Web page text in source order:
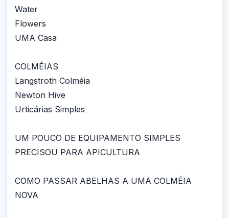
Water
Flowers
UMA Casa
COLMÉIAS
Langstroth Colméia
Newton Hive
Urticárias Simples
UM POUCO DE EQUIPAMENTO SIMPLES
PRECISOU PARA APICULTURA
COMO PASSAR ABELHAS A UMA COLMÉIA
NOVA